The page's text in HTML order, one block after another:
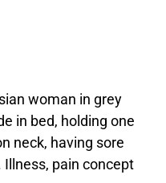
woman in grey
in bed, holding one
neck, having sore
pain concept